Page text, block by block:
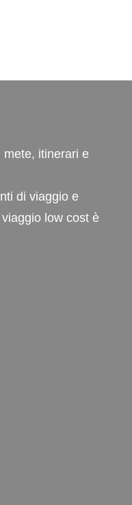
itinerari e
di viaggio e
low cost è